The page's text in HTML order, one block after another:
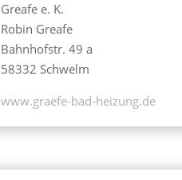
Greafe e. K.
Robin Greafe
Bahnhofstr. 49 a
58332 Schwelm
www.graefe-bad-heizung.de